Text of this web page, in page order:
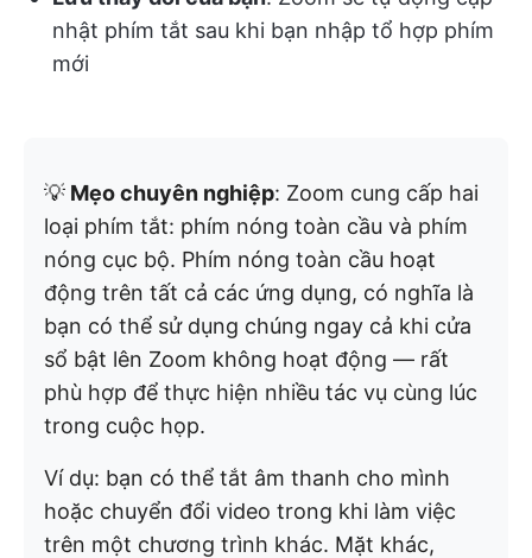
nhật phím tắt sau khi bạn nhập tổ hợp phím
mới
💡 Mẹo chuyên nghiệp: Zoom cung cấp hai
loại phím tắt: phím nóng toàn cầu và phím
nóng cục bộ. Phím nóng toàn cầu hoạt
động trên tất cả các ứng dụng, có nghĩa là
bạn có thể sử dụng chúng ngay cả khi cửa
sổ bật lên Zoom không hoạt động — rất
phù hợp để thực hiện nhiều tác vụ cùng lúc
trong cuộc họp.
Ví dụ: bạn có thể tắt âm thanh cho mình
hoặc chuyển đổi video trong khi làm việc
trên một chương trình khác. Mặt khác,